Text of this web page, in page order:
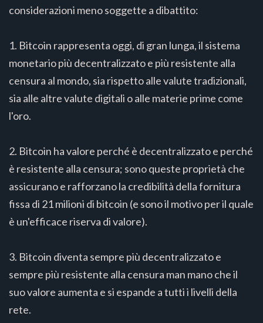
considerazioni meno soggette a dibattito:
1. Bitcoin rappresenta oggi, di gran lunga, il sistema
monetario più decentralizzato e più resistente alla
censura al mondo, sia rispetto alle valute tradizionali,
sia alle altre valute digitali o alle materie prime come
l'oro.
2. Bitcoin ha valore perché è decentralizzato e perché
è resistente alla censura; sono queste proprietà che
assicurano e rafforzano la credibilità della fornitura
fissa di 21 milioni di bitcoin (e sono il motivo per il quale
è un'efficace riserva di valore).
3. Bitcoin diventa sempre più decentralizzato e
sempre più resistente alla censura man mano che il
suo valore aumenta e si espande a tutti i livelli della
rete.